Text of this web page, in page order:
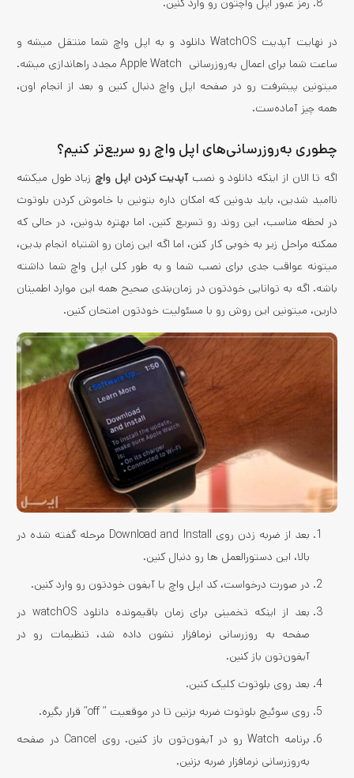
رمز عبور اپل واچ­تون رو وارد کنین.
در نهایت آپدیت WatchOS دانلود و به اپل واچ شما منتقل می­شه و
ساعت شما برای اعمال به‌روزرسانی Apple Watch مجدد راه­اندازی می­شه.
می­تونین پیشرفت رو در صفحه اپل واچ دنبال کنین و بعد از انجام اون،
همه چیز آماده‌ست.
چطوری به‌روزرسانی‌های اپل واچ رو سریع‌تر کنیم؟
اگه تا الان از اینکه دانلود و نصبآپدیت کردن اپل واچ زیاد طول می­کشه
ناامید شدین، باید بدونین که امکان داره بتونین با خاموش کردن بلوتوث
در لحظه مناسب، این روند رو تسریع کنین. اما بهتره بدونین، در حالی که
ممکنه مراحل زیر به خوبی کار کنن، اما اگه این زمان رو اشتباه انجام بدین،
می­تونه عواقب جدی برای نصب شما و به طور کلی اپل واچ شما داشته
باشه. اگه به توانایی خودتون در زمان‌بندی صحیح همه این موارد اطمینان
دارین، می­تونین این روش رو با مسئولیت خودتون امتحان کنین.
بعد از ضربه زدن روی Download and Install مرحله گفته شده در
بالا، این دستورالعمل­ ها رو دنبال کنین.
در صورت درخواست، کد اپل واچ یا آیفون خودتون رو وارد کنین.
بعد از اینکه تخمینی برای زمان باقی­مونده دانلود watchOS در
صفحه به روز­رسانی نرم­افزار نشون داده شد، تنظیمات رو در
آیفون‌تون باز کنین.
بعد روی بلوتوث کلیک کنین.
روی سوئیچ بلوتوث ضربه بزنین تا در موقعیت ” off” قرار بگیره.
برنامه Watch رو در آیفون‌تون باز کنین. روی Cancel در صفحه
به‌روز­رسانی نرم­افزار ضربه بزنین.